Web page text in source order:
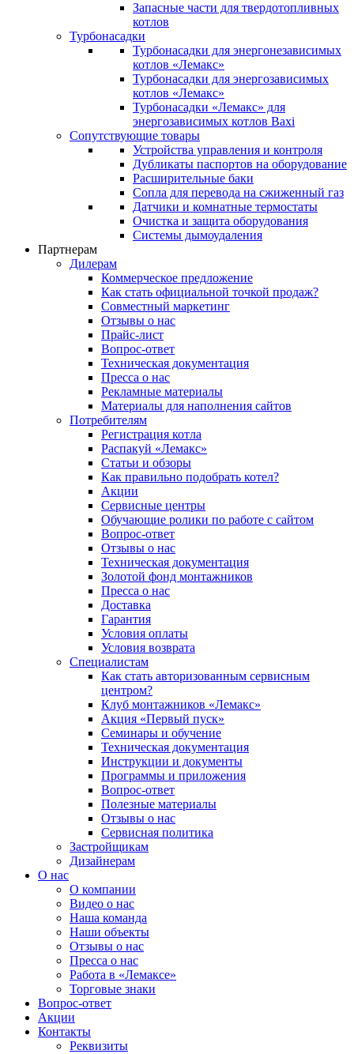
Запасные части для твердотопливных
котлов
Турбонасадки
Турбонасадки для энергонезависимых
котлов «Лемакс»
Турбонасадки для энергозависимых
котлов «Лемакс»
Турбонасадки «Лемакс» для
энергозависимых котлов Baxi
Сопутствующие товары
Устройства управления и контроля
Дубликаты паспортов на оборудование
Расширительные баки
Сопла для перевода на сжиженный газ
Датчики и комнатные термостаты
Очистка и защита оборудования
Системы дымоудаления
Партнерам
Дилерам
Коммерческое предложение
Как стать официальной точкой продаж?
Совместный маркетинг
Отзывы о нас
Прайс-лист
Вопрос-ответ
Техническая документация
Пресса о нас
Рекламные материалы
Материалы для наполнения сайтов
Потребителям
Регистрация котла
Распакуй «Лемакс»
Статьи и обзоры
Как правильно подобрать котел?
Акции
Сервисные центры
Обучающие ролики по работе с сайтом
Вопрос-ответ
Отзывы о нас
Техническая документация
Золотой фонд монтажников
Пресса о нас
Доставка
Гарантия
Условия оплаты
Условия возврата
Специалистам
Как стать авторизованным сервисным
центром?
Клуб монтажников «Лемакс»
Акция «Первый пуск»
Семинары и обучение
Техническая документация
Инструкции и документы
Программы и приложения
Вопрос-ответ
Полезные материалы
Отзывы о нас
Сервисная политика
Застройщикам
Дизайнерам
О нас
О компании
Видео о нас
Наша команда
Наши объекты
Отзывы о нас
Пресса о нас
Работа в «Лемаксе»
Торговые знаки
Вопрос-ответ
Акции
Контакты
Реквизиты